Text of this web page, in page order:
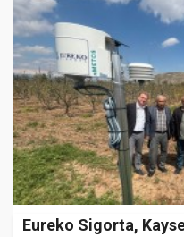
Eureko Sigorta,